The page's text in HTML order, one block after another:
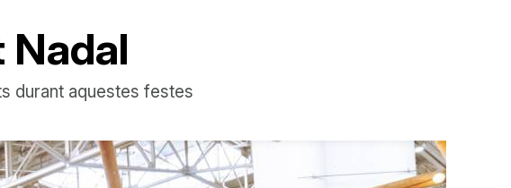
Nadal
durant aquestes festes